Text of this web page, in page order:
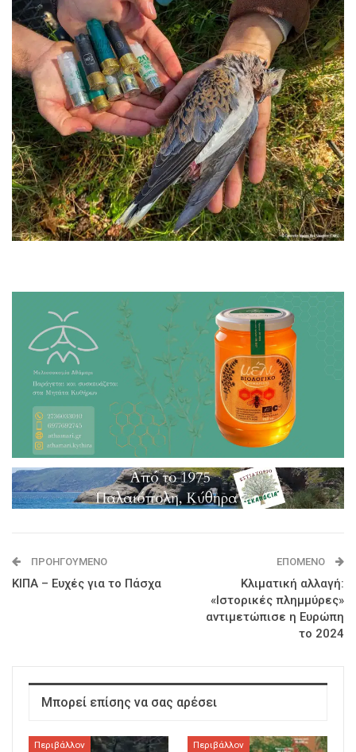
ΠΡΟΗΓΟΎΜΕΝΟ
ΚΙΠΑ – Ευχές για το Πάσχα
ΕΠΌΜΕΝΟ
Κλιματική αλλαγή:
«Ιστορικές πλημμύρες»
αντιμετώπισε η Ευρώπη
το 2024
Μπορεί επίσης να σας αρέσει
Περιβάλλον Περιβάλλον